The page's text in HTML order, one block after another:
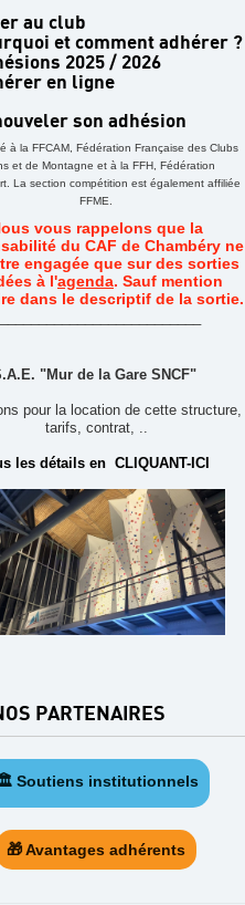
au club
et comment adhérer ?
2025 / 2026
en ligne
son adhésion
à la FFCAM, Fédération Française des Clubs
et de Montagne et à la FFH, Fédération
La section compétition est également affiliée
FFME.
vous rappelons que la
du CAF de Chambéry ne
engagée que sur des sorties
à l'agenda. Sauf mention
dans le descriptif de la sortie.
"Mur de la Gare SNCF"
pour la location de cette structure,
tarifs, contrat, ..
les détails en CLIQUANT-ICI
PARTENAIRES
Soutiens institutionnels
🎁 Avantages adhérents